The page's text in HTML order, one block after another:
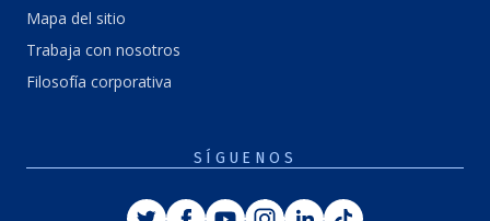
Mapa del sitio
Trabaja con nosotros
Filosofía corporativa
SÍGUENOS
TwitterFacebook
YoutubeInstagram
LinkedinTiktok